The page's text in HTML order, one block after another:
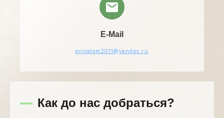
E-Mail
evrostom2011@yandex.ru
Как до нас добраться?